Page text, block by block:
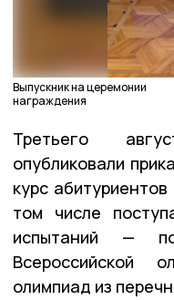
Выпускник на церемонии
награждения
Третьего
опубликовали
курс
том числе
испытаний —
Всероссийской
олимпиад из